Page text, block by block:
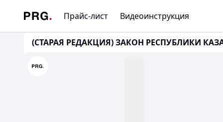
Прайс-лист Видеоинструкция
(СТАРАЯ РЕДАКЦИЯ) ЗАКОН РЕСПУБЛИКИ